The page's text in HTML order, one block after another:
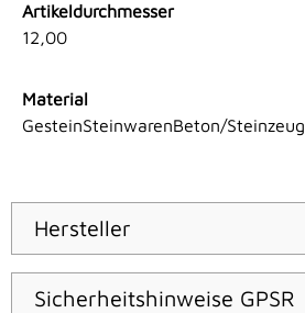
Artikeldurchmesser
12,00
Material
GesteinSteinwarenBeton/Steinzeug
Hersteller
Sicherheitshinweise GPSR